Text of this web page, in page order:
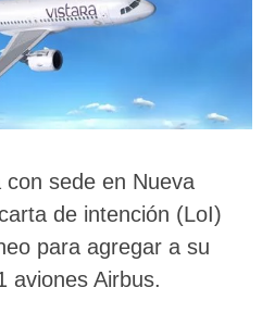
sede en Nueva
de intención (LoI)
para agregar a su
aviones Airbus.